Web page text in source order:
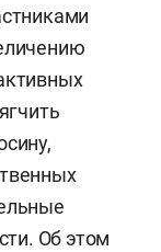
Об этом